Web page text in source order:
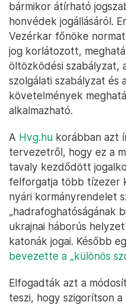
bármikor átírható
honvédek jogállásáról.
Vezérkar főnöke
jog korlátozott,
öltözködési szabályzat,
szolgálati szabályzat és
követelmények
alkalmazható.
A Hvg.hu korábban azt
tervezetről, hogy ez a
tavaly kezdődött
felforgatja több tízezer
nyári kormányrendelet
„hadrafoghatóságának
ukrajnai háborús
katonák jogai. Később
bevezette a „különös
Elfogadták azt a
teszi, hogy szigorítson a